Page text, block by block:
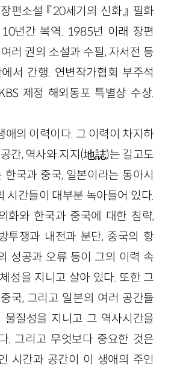
편소설 『20세기의 신화』 필화
년간 복역. 1985년 이래 장편
여러 권의 소설과 수필, 자서전 등
서 간행. 연변작가협회 부주석
제정 해외동포 특별상 수상.
애의 이력이다. 그 이력이 차지하
간, 역사와 지지(地誌)는 길고도
한국과 중국, 일본이라는 동아시
시간들이 대부분 녹아들어 있다.
화와 한국과 중국에 대한 침략,
투쟁과 내전과 분단, 중국의 항
성공과 오류 등이 그의 이력 속
성을 지니고 살아 있다. 또한 그
국, 그리고 일본의 여러 공간들
물질성을 지니고 그 역사시간을
. 그리고 무엇보다 중요한 것은
시간과 공간이 이 생애의 주인